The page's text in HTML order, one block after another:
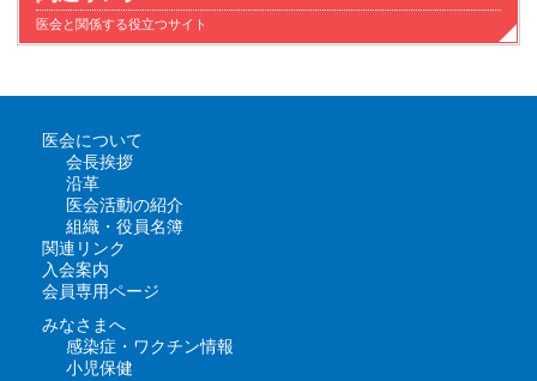
医会と関係する役立つサイト
医会について
会長挨拶
沿革
医会活動の紹介
組織・役員名簿
関連リンク
入会案内
会員専用ページ
みなさまへ
感染症・ワクチン情報
小児保健